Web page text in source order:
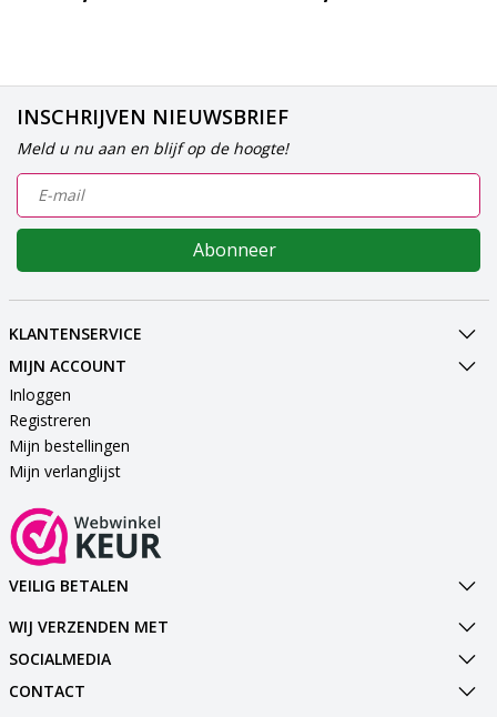
INSCHRIJVEN NIEUWSBRIEF
Meld u nu aan en blijf op de hoogte!
Abonneer
KLANTENSERVICE
MIJN ACCOUNT
Inloggen
Registreren
Mijn bestellingen
Mijn verlanglijst
VEILIG BETALEN
WIJ VERZENDEN MET
SOCIALMEDIA
CONTACT